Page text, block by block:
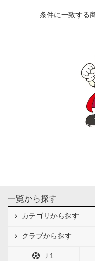
条件に一致する
一覧から探す
カテゴリから探す
クラブから探す
Ｊ1